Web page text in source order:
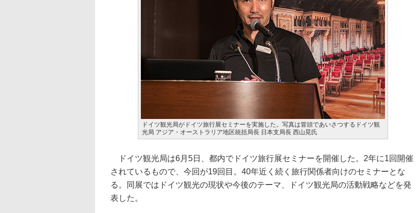
ドイツ観光局がドイツ旅行展セミナーを実施した。写真は冒頭であいさつするドイツ観
光局 アジア・オーストラリア地区統括局長 日本支局長 西山晃氏
ドイツ観光局は6月5日、都内でドイツ旅行展セミナーを開催した。2年に1回開催
されているもので、今回が19回目。40年近く続く旅行関係者向けのセミナーとな
る。同展ではドイツ観光の現状や今後のテーマ、ドイツ観光局の活動戦略などを発
表した。